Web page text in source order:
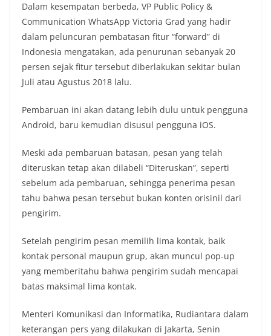
Dalam kesempatan berbeda, VP Public Policy &
Communication WhatsApp Victoria Grad yang hadir
dalam peluncuran pembatasan fitur “forward” di
Indonesia mengatakan, ada penurunan sebanyak 20
persen sejak fitur tersebut diberlakukan sekitar bulan
Juli atau Agustus 2018 lalu.
Pembaruan ini akan datang lebih dulu untuk pengguna
Android, baru kemudian disusul pengguna iOS.
Meski ada pembaruan batasan, pesan yang telah
diteruskan tetap akan dilabeli “Diteruskan”, seperti
sebelum ada pembaruan, sehingga penerima pesan
tahu bahwa pesan tersebut bukan konten orisinil dari
pengirim.
Setelah pengirim pesan memilih lima kontak, baik
kontak personal maupun grup, akan muncul pop-up
yang memberitahu bahwa pengirim sudah mencapai
batas maksimal lima kontak.
Menteri Komunikasi dan Informatika, Rudiantara dalam
keterangan pers yang dilakukan di Jakarta, Senin